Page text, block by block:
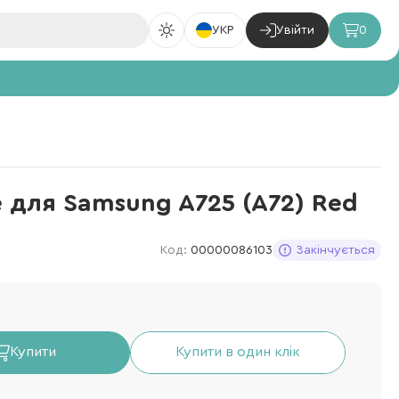
УКР Увійти 0
Samsung A725 (A72) Red
Код: 00000086103 Закінчується
Купити Купити в один клік